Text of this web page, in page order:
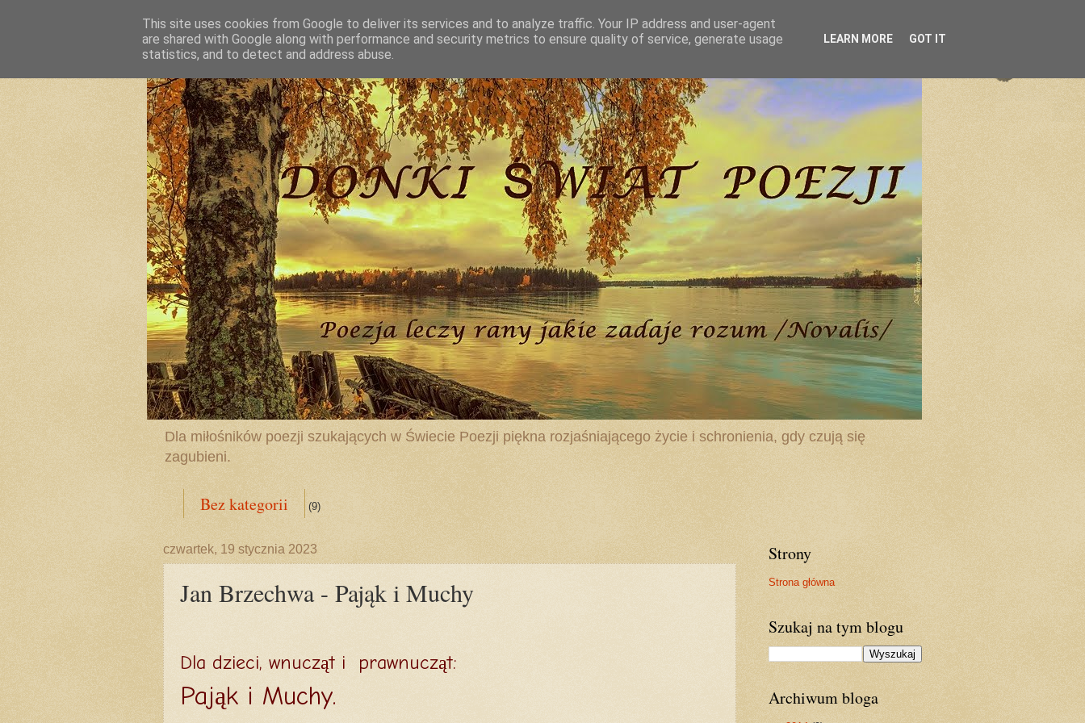
Dla miłośników poezji szukających w Świecie Poezji piękna rozjaśniającego życie i schronienia, gdy czują się
zagubieni.
Bez kategorii (9)
czwartek, 19 stycznia 2023
Jan Brzechwa - Pająk i Muchy
Dla dzieci, wnucząt i prawnucząt:
Pająk i Muchy.
Strony
Strona główna
Szukaj na tym blogu
Archiwum bloga
This site uses cookies from Google to deliver its services and to analyze traffic. Your IP address and user-agent
are shared with Google along with performance and security metrics to ensure quality of service, generate usage
statistics, and to detect and address abuse.
LEARN MORE GOT IT